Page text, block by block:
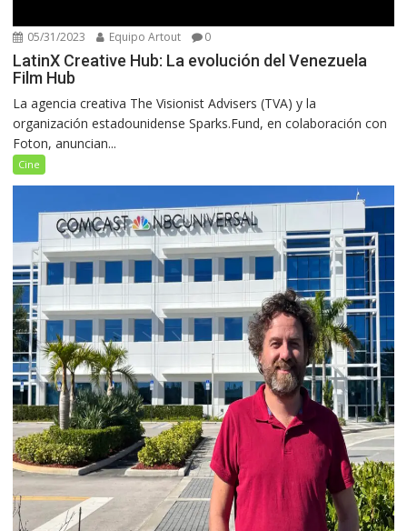
05/31/2023 Equipo Artout 0
LatinX Creative Hub: La evolución del Venezuela
Film Hub
La agencia creativa The Visionist Advisers (TVA) y la
organización estadounidense Sparks.Fund, en colaboración con
Foton, anuncian...
Cine